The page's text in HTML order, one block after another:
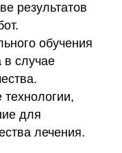
результатов
обучения
в случае
для
лечения.